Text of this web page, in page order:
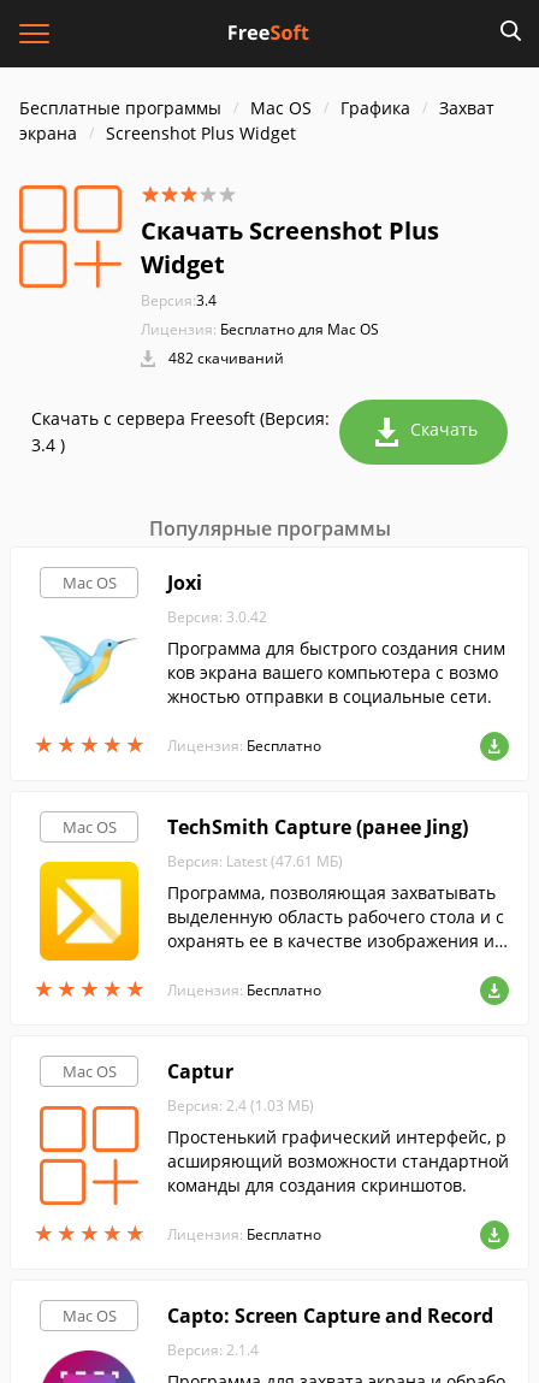
Бесплатные программы Mac OS Графика
Захват
экрана
Screenshot Plus Widget
Скачать Screenshot Plus
Widget
Версия:3.4
Лицензия: Бесплатно для Mac OS
482 скачиваний
Скачать с сервера Freesoft (Версия:
3.4 )
Скачать
Популярные программы
Mac OS
★ ★ ★ ★ ★
★ ★ ★ ★ ★
Joxi
Версия: 3.0.42
Программа для быстрого создания сним
ков экрана вашего компьютера с возмо
жностью отправки в социальные сети.
Лицензия: Бесплатно
Mac OS
★ ★ ★ ★ ★
★ ★ ★ ★ ★
TechSmith Capture (ранее Jing)
Версия: Latest (47.61 МБ)
Программа, позволяющая захватывать
выделенную область рабочего стола и с
охранять ее в качестве изображения ил
Лицензия: Бесплатно
Mac OS
★ ★ ★ ★ ★
★ ★ ★ ★ ★
Captur
Версия: 2.4 (1.03 МБ)
Простенький графический интерфейс, р
асширяющий возможности стандартной
команды для создания скриншотов.
Лицензия: Бесплатно
Mac OS Capto: Screen Capture and Record
Версия: 2.1.4